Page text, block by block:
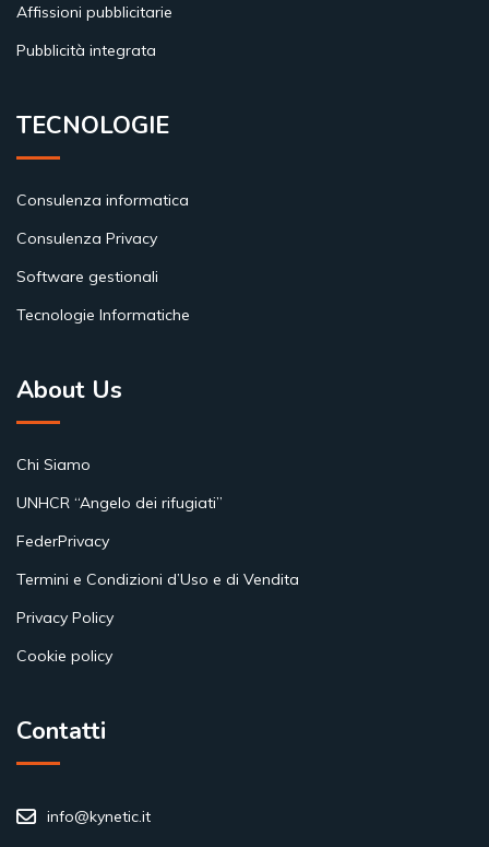
Affissioni pubblicitarie
Pubblicità integrata
TECNOLOGIE
Consulenza informatica
Consulenza Privacy
Software gestionali
Tecnologie Informatiche
About Us
Chi Siamo
UNHCR “Angelo dei rifugiati”
FederPrivacy
Termini e Condizioni d’Uso e di Vendita
Privacy Policy
Cookie policy
Contatti
info@kynetic.it